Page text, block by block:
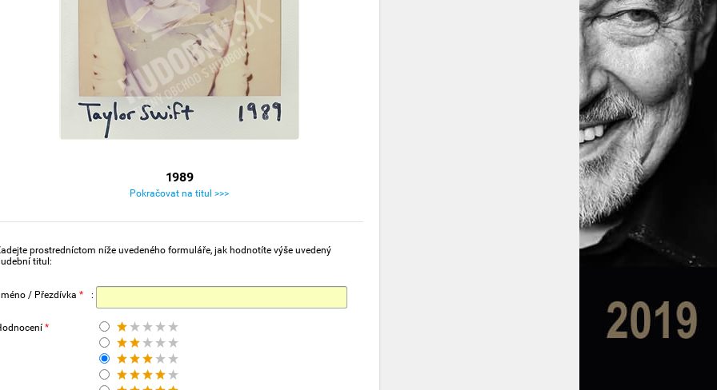
1989
Pokračovat na titul >>>
prostredníctom níže uvedeného formuláře, jak hodnotíte výše uvedený
titul:
/ Přezdívka * :
*